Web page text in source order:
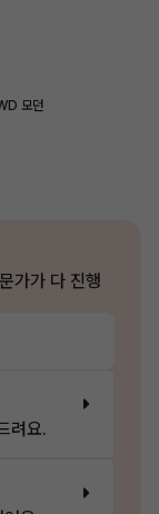
모던
가가 다 진행
려요.